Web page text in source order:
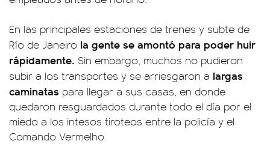
En las principales estaciones de trenes y subte de
Río de Janeiro la gente se amontó para poder huir
rápidamente. Sin embargo, muchos no pudieron
subir a los transportes y se arriesgaron a largas
caminatas para llegar a sus casas, en donde
quedaron resguardados durante todo el día por el
miedo a los intesos tiroteos entre la policía y el
Comando Vermelho.